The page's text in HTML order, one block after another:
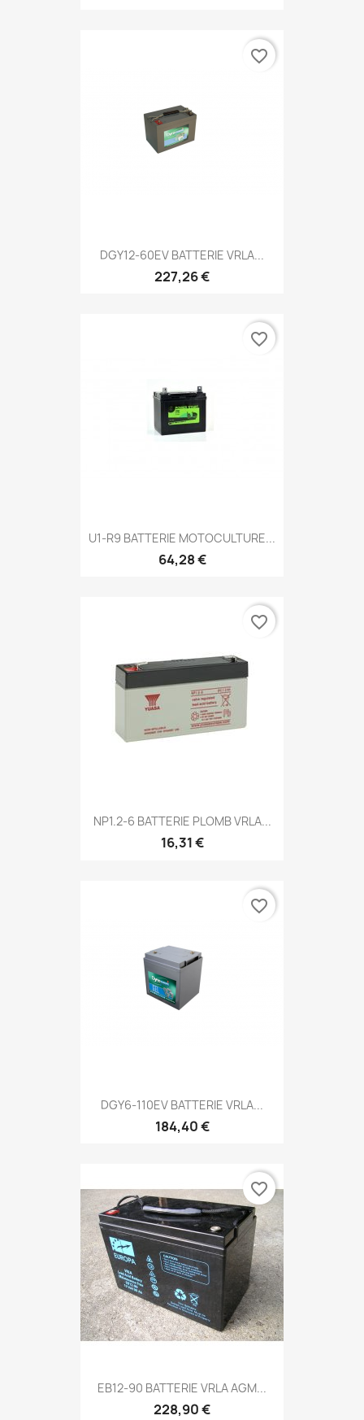
DGY12-60EV BATTERIE VRLA...
227,26 €
favorite_border
U1-R9 BATTERIE MOTOCULTURE...
64,28 €
favorite_border
NP1.2-6 BATTERIE PLOMB VRLA...
16,31 €
favorite_border
DGY6-110EV BATTERIE VRLA...
184,40 €
favorite_border
EB12-90 BATTERIE VRLA AGM...
228,90 €
favorite_border